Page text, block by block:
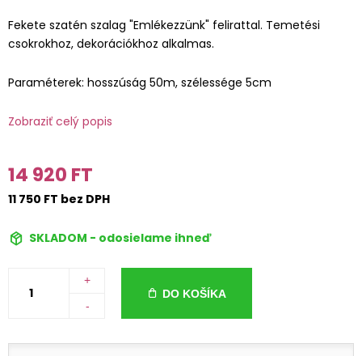
Fekete szatén szalag "Emlékezzünk" felirattal. Temetési
csokrokhoz, dekorációkhoz alkalmas.
Paraméterek: hosszúság 50m, szélessége 5cm
Zobraziť celý popis
14 920 FT
11 750 FT bez DPH
SKLADOM - odosielame ihneď
+
-
DO KOŠÍKA